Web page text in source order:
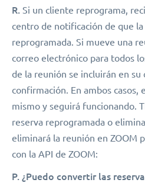
R. Si un cliente reprograma,
centro de notificación de que
reprogramada. Si mueve una
correo electrónico para todos
de la reunión se incluirán en
confirmación. En ambos casos,
mismo y seguirá funcionando.
reserva reprogramada o
eliminará la reunión en ZOOM
con la API de ZOOM:
P. ¿Puedo convertir las